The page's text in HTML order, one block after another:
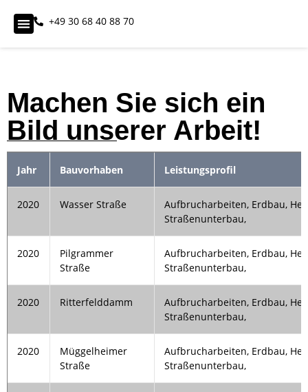
+49 30 68 40 88 70
Machen Sie sich ein
Bild unserer Arbeit!
Jahr Bauvorhaben Leistungsprofil
2020 Wasser Straße
Aufbrucharbeiten, Erdbau,
Straßenunterbau,
2020
Pilgrammer
Straße
Aufbrucharbeiten, Erdbau,
Straßenunterbau,
2020 Ritterfelddamm
Aufbrucharbeiten, Erdbau,
Straßenunterbau,
2020
Müggelheimer
Straße
Aufbrucharbeiten, Erdbau,
Straßenunterbau,